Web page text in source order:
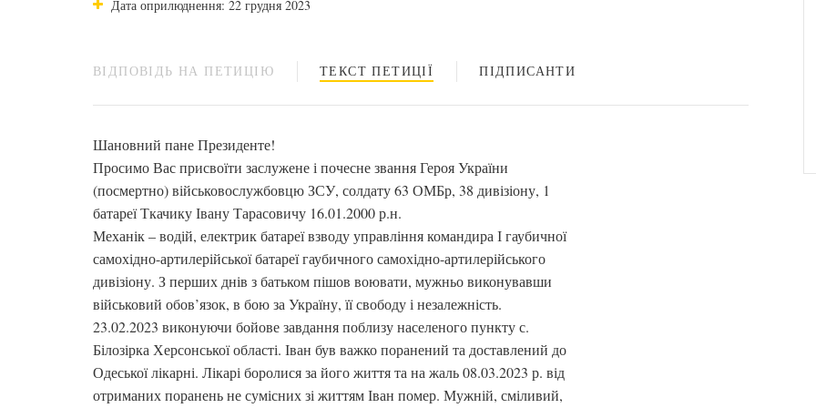
Дата оприлюднення: 22 грудня 2023
ВІДПОВІДЬ НА ПЕТИЦІЮ ТЕКСТ ПЕТИЦІЇ ПІДПИСАНТИ
Шановний пане Президенте!
Просимо Вас присвоїти заслужене і почесне звання Героя України
(посмертно) військовослужбовцю ЗСУ, солдату 63 ОМБр, 38 дивізіону, 1
батареї Ткачику Івану Тарасовичу 16.01.2000 р.н.
Механік – водій, електрик батареї взводу управління командира І гаубичної
самохідно-артилерійської батареї гаубичного самохідно-артилерійського
дивізіону. З перших днів з батьком пішов воювати, мужньо виконувавши
військовий обов’язок, в бою за Україну, її свободу і незалежність.
23.02.2023 виконуючи бойове завдання поблизу населеного пункту с.
Білозірка Херсонської області. Іван був важко поранений та доставлений до
Одеської лікарні. Лікарі боролися за його життя та на жаль 08.03.2023 р. від
отриманих поранень не сумісних зі життям Іван помер. Мужній, сміливий,